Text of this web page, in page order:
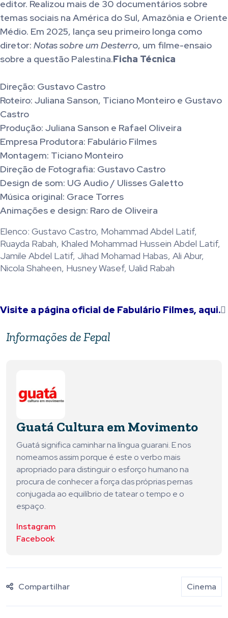
editor. Realizou mais de 30 documentários sobre
temas sociais na América do Sul, Amazônia e Oriente
Médio. Em 2025, lança seu primeiro longa como
diretor: Notas sobre um Desterro, um filme-ensaio
sobre a questão Palestina.Ficha Técnica
Direção: Gustavo Castro
Roteiro: Juliana Sanson, Ticiano Monteiro e Gustavo
Castro
Produção: Juliana Sanson e Rafael Oliveira
Empresa Produtora: Fabulário Filmes
Montagem: Ticiano Monteiro
Direção de Fotografia: Gustavo Castro
Design de som: UG Audio / Ulisses Galetto
Música original: Grace Torres
Animações e design: Raro de Oliveira
Elenco: Gustavo Castro, Mohammad Abdel Latif,
Ruayda Rabah, Khaled Mohammad Hussein Abdel Latif,
Jamile Abdel Latif, Jihad Mohamad Habas, Ali Abur,
Nicola Shaheen, Husney Wasef, Ualid Rabah
Visite a página oficial de Fabulário Filmes, aqui.
Informações de Fepal
Guatá Cultura em Movimento
Guatá significa caminhar na língua guarani. E nos
nomeamos assim porque é este o verbo mais
apropriado para distinguir o esforço humano na
procura de conhecer a força das próprias pernas
conjugada ao equilíbrio de tatear o tempo e o
espaço.
Instagram
Facebook
Compartilhar Cinema